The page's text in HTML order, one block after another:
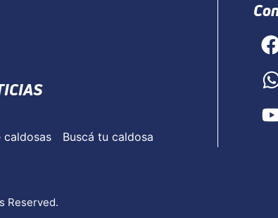
caldosas Buscá tu caldosa
Reserved.